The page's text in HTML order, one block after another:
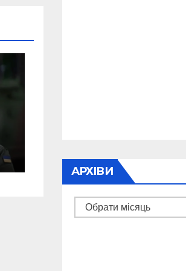
АРХІВИ
Архіви